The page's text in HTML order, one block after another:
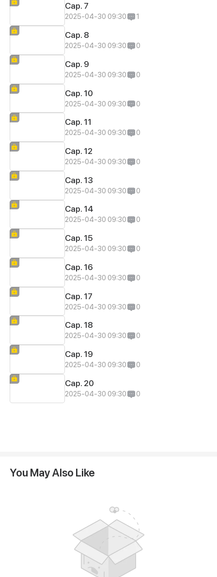
Cap. 7
2025-04-30 09:30 1
Cap. 8
2025-04-30 09:30 0
Cap. 9
2025-04-30 09:30 0
Cap. 10
2025-04-30 09:30 0
Cap. 11
2025-04-30 09:30 0
Cap. 12
2025-04-30 09:30 0
Cap. 13
2025-04-30 09:30 0
Cap. 14
2025-04-30 09:30 0
Cap. 15
2025-04-30 09:30 0
Cap. 16
2025-04-30 09:30 0
Cap. 17
2025-04-30 09:30 0
Cap. 18
2025-04-30 09:30 0
Cap. 19
2025-04-30 09:30 0
Cap. 20
2025-04-30 09:30 0
You May Also Like